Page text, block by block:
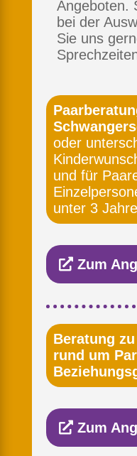
Angeboten.
bei der
Sie uns
oder
und für
unter 3
Zum
Beratung
rund um
Zum